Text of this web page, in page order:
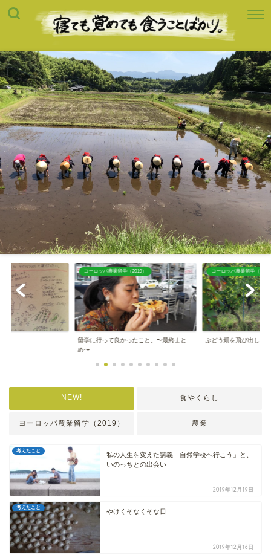
ヨーロッパ農業留学（2019）
留学に行って良かったこと。〜最終まと
め〜
ヨーロッパ農業留学（2019
ぶどう畑を飛び出して
NEW! 食やくらし
ヨーロッパ農業留学（2019） 農業
考えたこと
私の人生を変えた講義「自然学校へ行こう」と、
いのっちとの出会い
2019年12月19日
考えたこと
やけくそなくそな日
2019年12月16日